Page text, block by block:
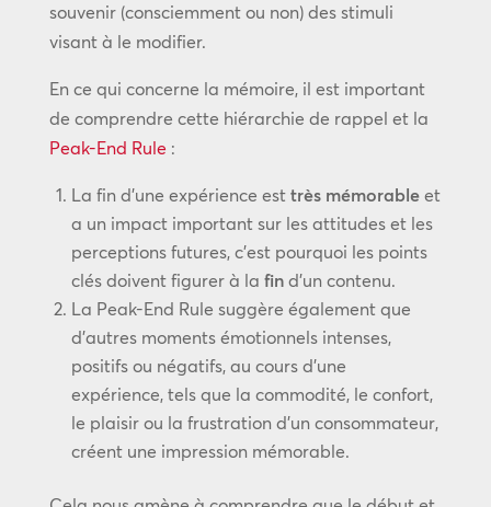
souvenir (consciemment ou non) des stimuli
visant à le modifier.
En ce qui concerne la mémoire, il est important
de comprendre cette hiérarchie de rappel et la
Peak-End Rule :
La fin d’une expérience est très mémorableet
a un impact important sur les attitudes et les
perceptions futures, c’est pourquoi les points
clés doivent figurer à la fin d’un contenu.
La Peak-End Rule suggère également que
d’autres moments émotionnels intenses,
positifs ou négatifs, au cours d’une
expérience, tels que la commodité, le confort,
le plaisir ou la frustration d’un consommateur,
créent une impression mémorable.